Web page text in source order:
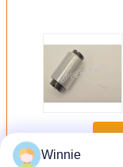
Winnie